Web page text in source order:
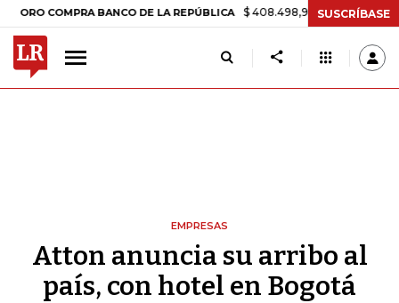
BANCO DE LA REPÚBLICA $ 408.498,97 +$ 8.753,81 +2,19%
SUSCRÍBASE
EMPRESAS
Atton anuncia su arribo al
país, con hotel en Bogotá